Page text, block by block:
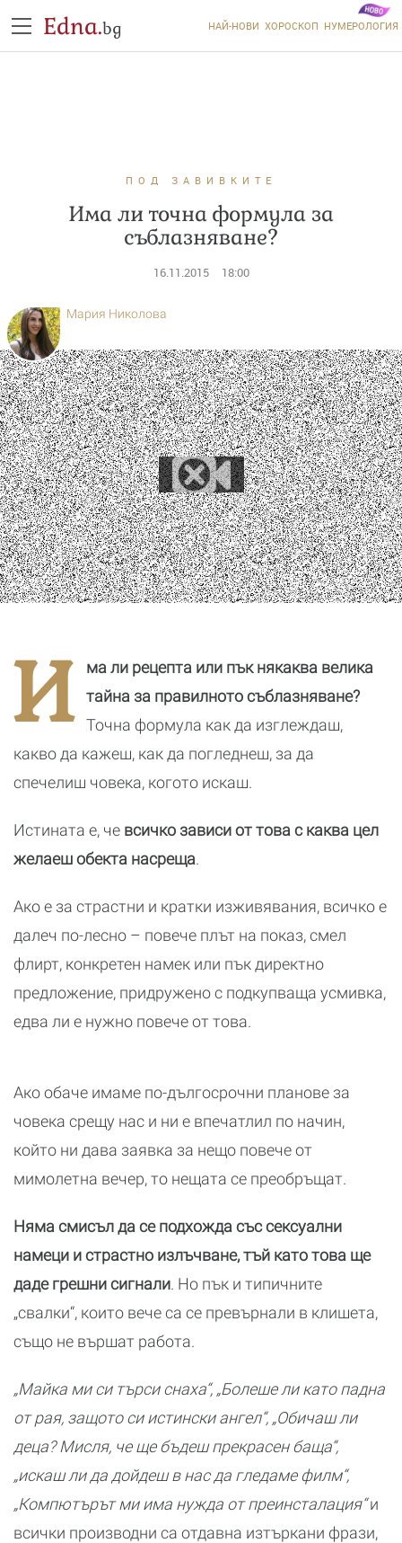
Edna.bg НАЙ-НОВИ ХОРОСКОП НУМЕРОЛОГИЯ
ПОД ЗАВИВКИТЕ
Има ли точна формула за
съблазняване?
16.11.2015 18:00
Мария Николова
И
ма ли рецепта или пък някаква велика
тайна за правилното съблазняване?
Точна формула как да изглеждаш,
какво да кажеш, как да погледнеш, за да
спечелиш човека, когото искаш.
Истината е, че всичко зависи от това с каква цел
желаеш обекта насреща.
Ако е за страстни и кратки изживявания, всичко е
далеч по-лесно – повече плът на показ, смел
флирт, конкретен намек или пък директно
предложение, придружено с подкупваща усмивка,
едва ли е нужно повече от това.
Ако обаче имаме по-дългосрочни планове за
човека срещу нас и ни е впечатлил по начин,
който ни дава заявка за нещо повече от
мимолетна вечер, то нещата се преобръщат.
Няма смисъл да се подхожда със сексуални
намеци и страстно излъчване, тъй като това ще
даде грешни сигнали. Но пък и типичните
„свалки“, които вече са се превърнали в клишета,
също не вършат работа.
„Майка ми си търси снаха“, „Болеше ли като падна
от рая, защото си истински ангел“, „Обичаш ли
деца? Мисля, че ще бъдеш прекрасен баща“,
„искаш ли да дойдеш в нас да гледаме филм“,
„Компютърът ми има нужда от преинсталация“и
всички производни са отдавна изтъркани фрази,